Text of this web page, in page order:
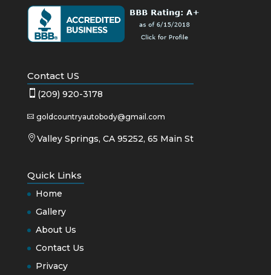
Contact US
 (209) 920-3178
 goldcountryautobody@gmail.com
 Valley Springs, CA 95252, 65 Main St
Quick Links
Home
Gallery
About Us
Contact Us
Privacy